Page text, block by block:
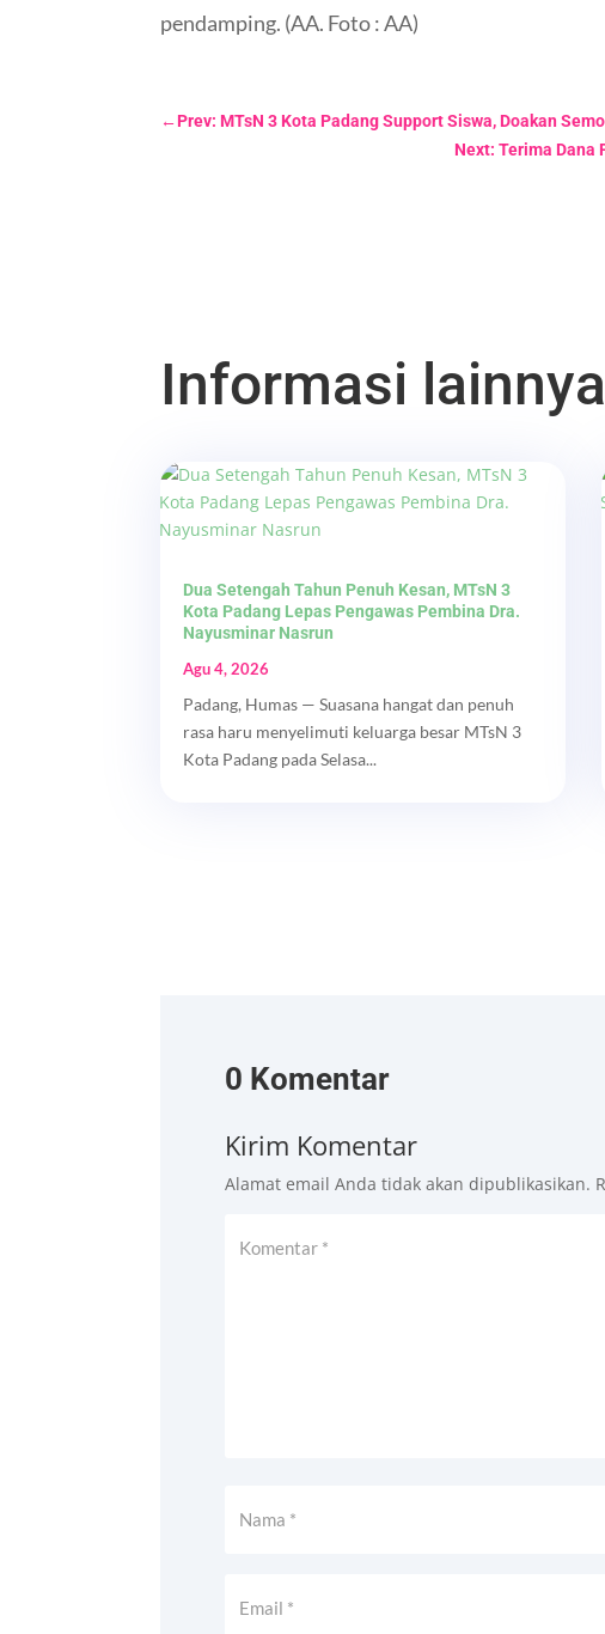
pendamping. (AA. Foto : AA)
←Prev: MTsN 3 Kota Padang Support Siswa, Doakan
Next: Terima Dana
Informasi
Dua Setengah Tahun Penuh Kesan, MTsN 3
Kota Padang Lepas Pengawas Pembina Dra.
Nayusminar Nasrun
Agu 4, 2026
Padang, Humas — Suasana hangat dan penuh
rasa haru menyelimuti keluarga besar MTsN 3
Kota Padang pada Selasa...
0 Komentar
Kirim Komentar
Alamat email Anda tidak akan dipublikasikan.